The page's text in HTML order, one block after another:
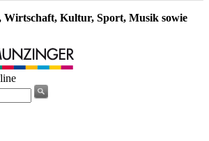
Wirtschaft, Kultur, Sport, Musik sowie